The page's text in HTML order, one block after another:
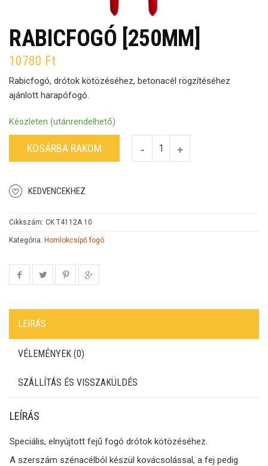
RABICFOGÓ [250MM]
10780 Ft
Rabicfogó, drótok kötözéséhez, betonacél rögzítéséhez
ajánlott harapófogó.
Készleten (utánrendelhető)
KOSÁRBA RAKOM
KEDVENCEKHEZ
Cikkszám: CK T4112A 10
Kategória: Homlokcsípő fogó
LEÍRÁS
VÉLEMÉNYEK (0)
SZÁLLÍTÁS ÉS VISSZAKÜLDÉS
LEÍRÁS
Speciális, elnyújtott fejű fogó drótok kötözéséhez.
A szerszám szénacélból készül kovácsolással, a fej pedig